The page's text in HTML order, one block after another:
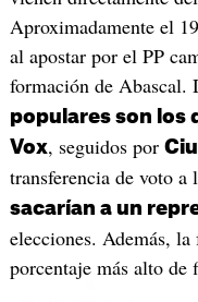
Aproximadamente el
al apostar por el PP
formación de Abascal.
populares son los
Vox, seguidos por
transferencia de voto a
sacarían a un
elecciones. Además,
porcentaje más alto